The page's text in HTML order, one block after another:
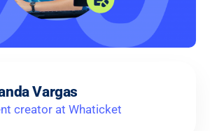
Vargas
creator at Whaticket